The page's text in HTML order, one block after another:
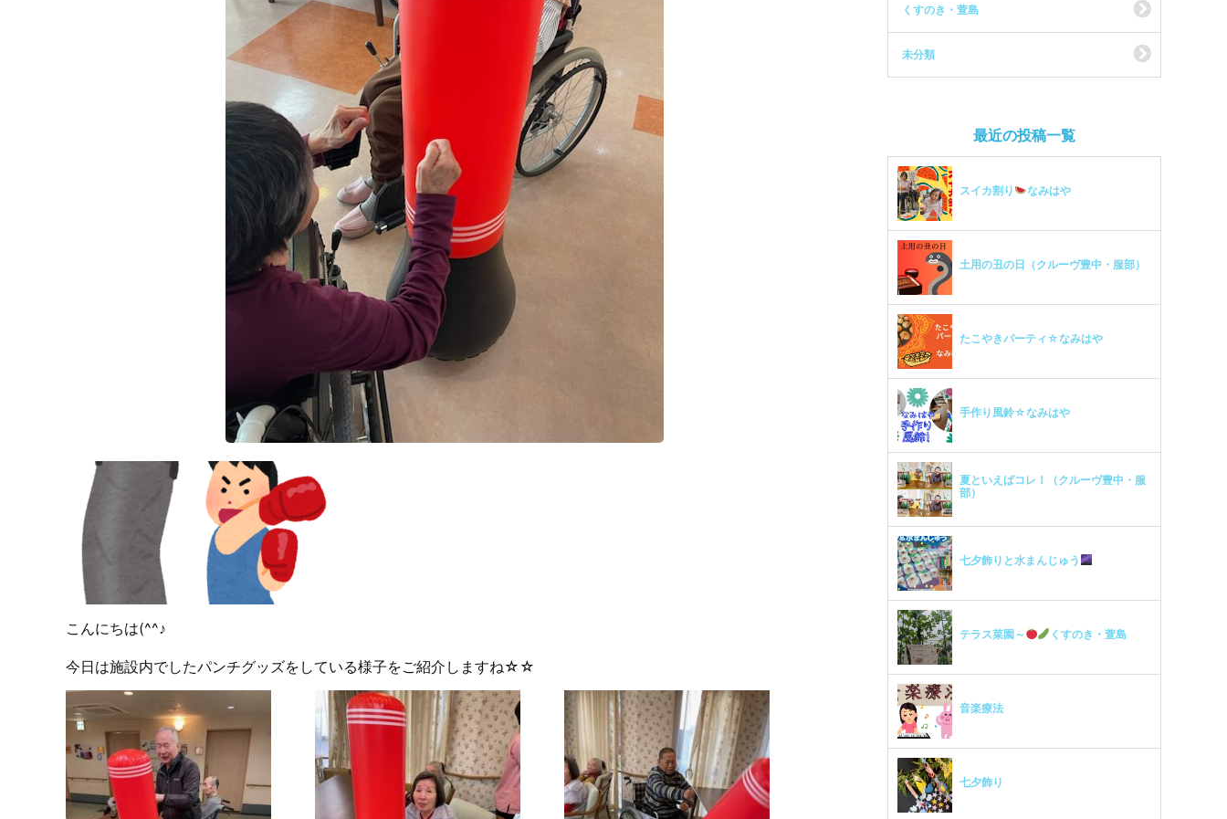
こんにちは(^^♪
今日は施設内でしたパンチグッズをしている様子をご紹介しますね☆☆
くすのき・萱島
未分類
最近の投稿一覧
スイカ割り なみはや
土用の丑の日（クルーヴ豊中・服部）
たこやきパーティ☆なみはや
手作り風鈴☆なみはや
夏といえばコレ！（クルーヴ豊中・服
部）
七夕飾りと水まんじゅう
テラス菜園～ くすのき・萱島
音楽療法
七夕飾り